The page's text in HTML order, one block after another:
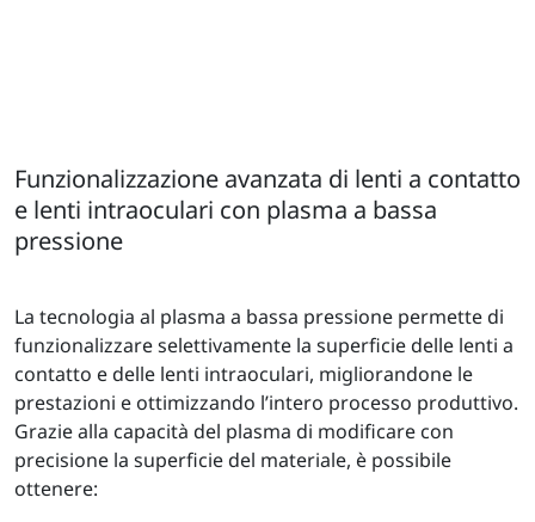
Funzionalizzazione avanzata di lenti a contatto
e lenti intraoculari con plasma a bassa
pressione
La tecnologia al plasma a bassa pressione permette di
funzionalizzare selettivamente la superficie delle lenti a
contatto e delle lenti intraoculari, migliorandone le
prestazioni e ottimizzando l’intero processo produttivo.
Grazie alla capacità del plasma di modificare con
precisione la superficie del materiale, è possibile
ottenere: